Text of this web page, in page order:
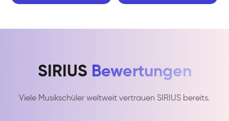
SIRIUS Bewertungen
Viele Musikschüler weltweit vertrauen SIRIUS bereits.